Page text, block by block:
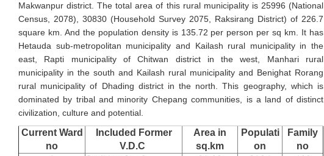
Makwanpur district. The total area of this rural municipality is 25996 (National
Census, 2078), 30830 (Household Survey 2075, Raksirang District) of 226.7
square km. And the population density is 135.72 per person per sq km. It has
Hetauda sub-metropolitan municipality and Kailash rural municipality in the
east, Rapti municipality of Chitwan district in the west, Manhari rural
municipality in the south and Kailash rural municipality and Benighat Rorang
rural municipality of Dhading district in the north. This geography, which is
dominated by tribal and minority Chepang communities, is a land of distinct
civilization, culture and potential.
Current Ward
no
Included Former
V.D.C
Area in
sq.km
Populati
on
Family
no